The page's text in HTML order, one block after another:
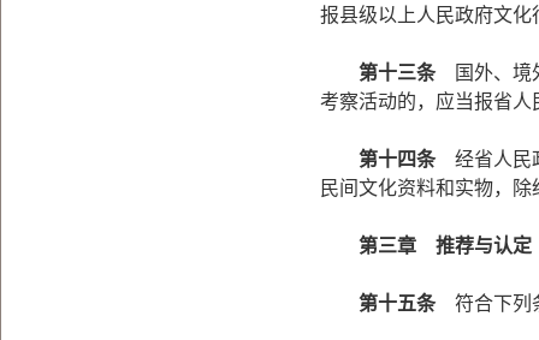
报县级以上人民政府文
第十三条国外、境
考察活动的，应当报省
第十四条经省人民
民间文化资料和实物，
第三章 推荐与认定
第十五条符合下列